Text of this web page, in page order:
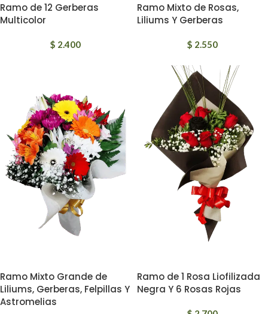
Ramo de 12 Gerberas
Multicolor
$ 2.400
Ramo Mixto de Rosas,
Liliums Y Gerberas
$ 2.550
Ramo Mixto Grande de
Liliums, Gerberas, Felpillas Y
Astromelias
Ramo de 1 Rosa Liofilizada
Negra Y 6 Rosas Rojas